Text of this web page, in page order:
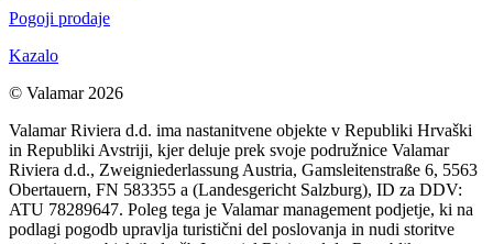
Pogoji prodaje
Kazalo
© Valamar 2026
Valamar Riviera d.d. ima nastanitvene objekte v Republiki Hrvaški
in Republiki Avstriji, kjer deluje prek svoje podružnice Valamar
Riviera d.d., Zweigniederlassung Austria, Gamsleitenstraße 6, 5563
Obertauern, FN 583355 a (Landesgericht Salzburg), ID za DDV:
ATU 78289647. Poleg tega je Valamar management podjetje, ki na
podlagi pogodb upravlja turistični del poslovanja in nudi storitve